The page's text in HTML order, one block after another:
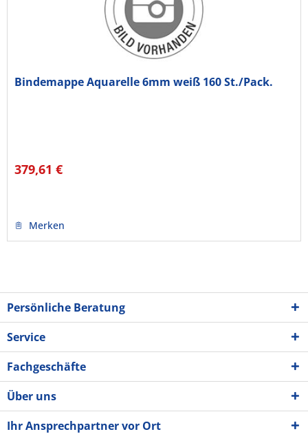
Bindemappe Aquarelle 6mm weiß 160 St./Pack.
379,61 €
Merken
Persönliche Beratung
Service
Fachgeschäfte
Über uns
Ihr Ansprechpartner vor Ort